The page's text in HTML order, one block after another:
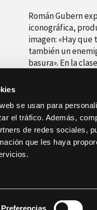
se usan para
el tráfico. Además,
de redes sociales,
que les haya
Preferencias
Román Gubern
iconográfica,
imagen: «Hay
también un
basura». En la